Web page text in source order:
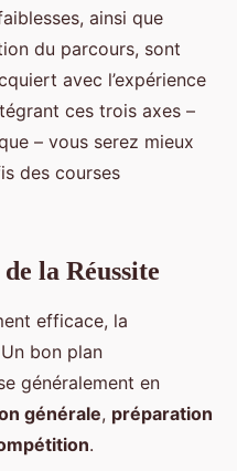
ainsi que
du parcours, sont
avec l’expérience
ces trois axes –
– vous serez mieux
des courses
la Réussite
efficace, la
bon plan
généralement en
générale, préparation
.